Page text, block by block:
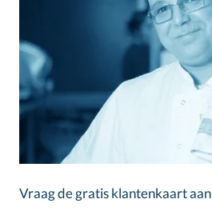
Vraag de gratis klantenkaart aan